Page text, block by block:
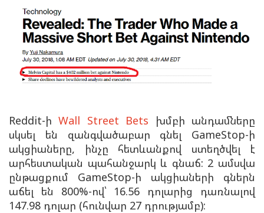
Reddit-իWall Street Bets խմբի անդամները
սկսել են զանգվածաբար գնել GameStop-ի
ակցիաները, ինչը հետևանքով ստեղծվել է
արհեստական պահանջարկ և գնաճ: 2 ամսվա
ընթացքում GameStop-ի ակցիաների գներն
աճել են 800%-ով՝ 16.56 դոլարից դառնալով
147.98 դոլար (հունվար 27 դրությամբ):